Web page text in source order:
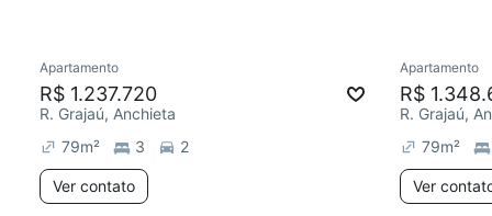
Apartamento
R$ 1.237.720
R. Grajaú, Anchieta
79m² 3 2
Ver contato
Apartamento
R$
R. Grajaú,
79m²
Ver